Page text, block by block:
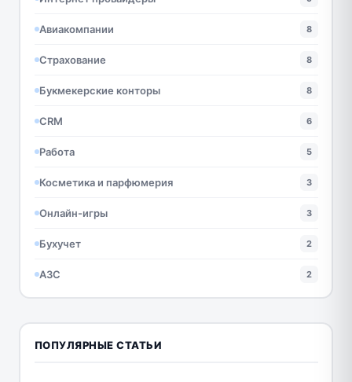
Авиакомпании 8
Страхование 8
Букмекерские конторы 8
CRM 6
Работа 5
Косметика и парфюмерия 3
Онлайн-игры 3
Бухучет 2
АЗС 2
ПОПУЛЯРНЫЕ СТАТЬИ